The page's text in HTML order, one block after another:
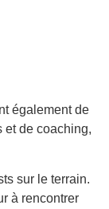
également de
et de coaching,
sur le terrain.
à rencontrer